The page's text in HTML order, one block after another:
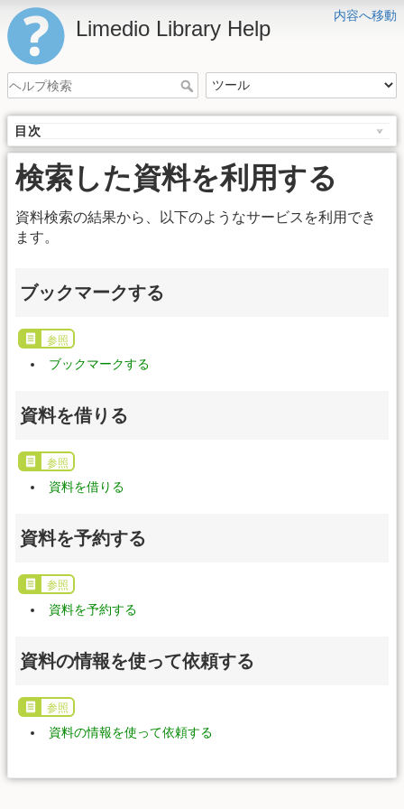
内容へ移動
Limedio Library Help
目次
検索した資料を利用する
資料検索の結果から、以下のようなサービスを利用でき
ます。
ブックマークする
参照
ブックマークする
資料を借りる
参照
資料を借りる
資料を予約する
参照
資料を予約する
資料の情報を使って依頼する
参照
資料の情報を使って依頼する